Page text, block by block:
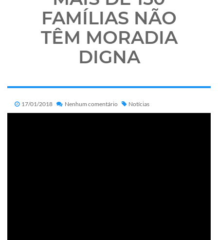
FAMÍLIAS NÃO
TÊM MORADIA
DIGNA
17/01/2018 Nenhum comentário Notícias